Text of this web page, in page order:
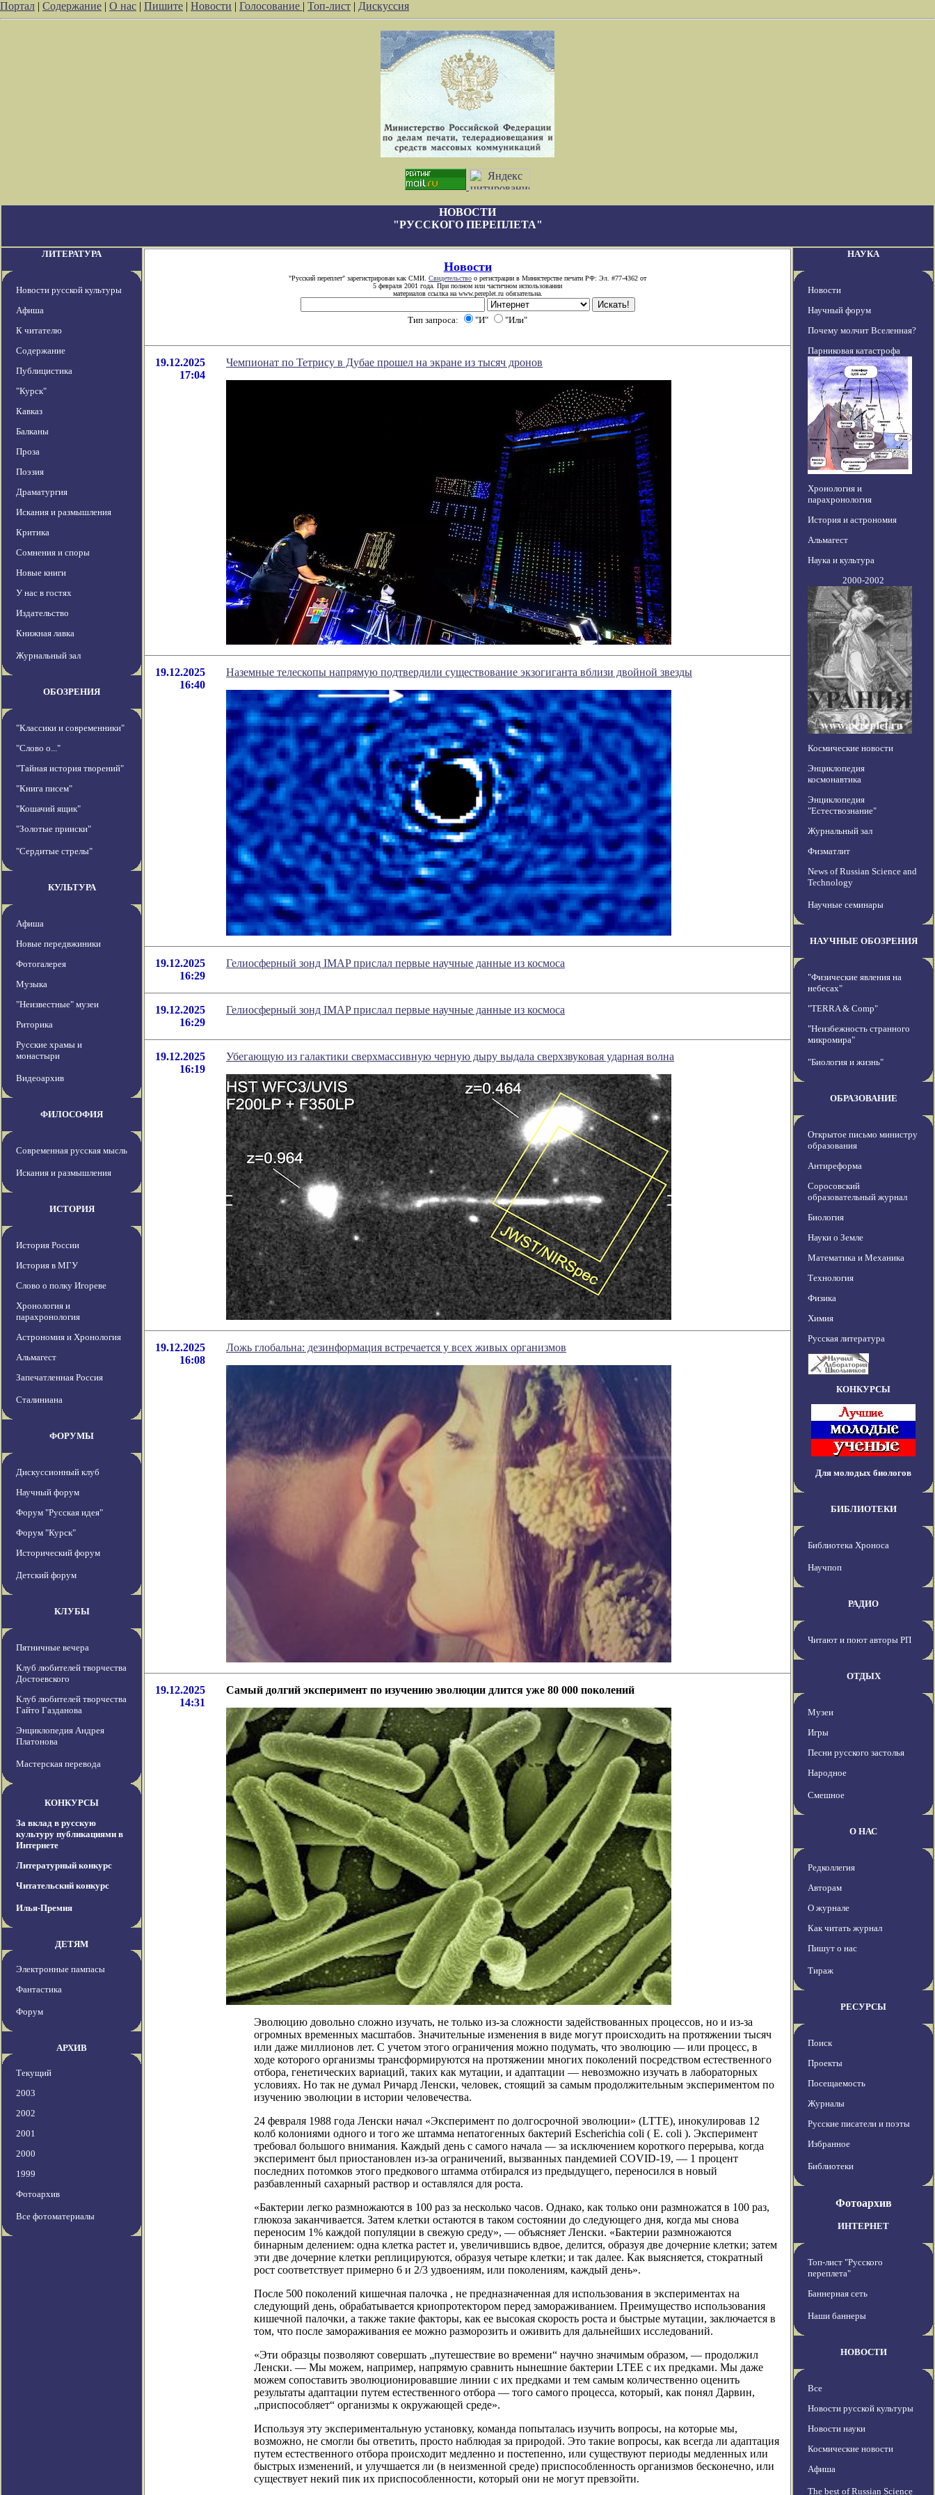
Портал | Содержание | О нас | Пишите | Новости | Голосование | Топ-лист | Дискуссия
НОВОСТИ
"РУССКОГО ПЕРЕПЛЕТА"
ЛИТЕРАТУРА
Новости русской культуры
Афиша
К читателю
Содержание
Публицистика
"Курск"
Кавказ
Балканы
Проза
Поэзия
Драматургия
Искания и размышления
Критика
Сомнения и споры
Новые книги
У нас в гостях
Издательство
Книжная лавка
Журнальный зал
ОБОЗРЕНИЯ
"Классики и современники"
"Слово о..."
"Тайная история творений"
"Книга писем"
"Кошачий ящик"
"Золотые прииски"
"Сердитые стрелы"
КУЛЬТУРА
Афиша
Новые передвжиники
Фотогалерея
Музыка
"Неизвестные" музеи
Риторика
Русские храмы и
монастыри
Видеоархив
ФИЛОСОФИЯ
Современная русская мысль
Искания и размышления
ИСТОРИЯ
История России
История в МГУ
Слово о полку Игореве
Хронология и
парахронология
Астрономия и Хронология
Альмагест
Запечатленная Россия
Сталиниана
ФОРУМЫ
Дискуссионный клуб
Научный форум
Форум "Русская идея"
Форум "Курск"
Исторический форум
Детский форум
КЛУБЫ
Пятничные вечера
Клуб любителей творчества
Достоевского
Клуб любителей творчества
Гайто Газданова
Энциклопедия Андрея
Платонова
Мастерская перевода
КОНКУРСЫ
За вклад в русскую
культуру публикациями в
Интернете
Литературный конкурс
Читательский конкурс
Илья-Премия
ДЕТЯМ
Электронные пампасы
Фантастика
Форум
АРХИВ
Текущий
2003
2002
2001
2000
1999
Фотоархив
Все фотоматериалы
Новости
"Русский переплет" зарегистрирован как СМИ. Свидетельство о регистрации в Министерстве печати РФ: Эл. #77-4362 от
5 февраля 2001 года. При полном или частичном использовании
материалов ссылка на www.pereplet.ru обязательна.
Тип запроса: "И" "Или"
19.12.2025
17:04
Чемпионат по Тетрису в Дубае прошел на экране из тысяч дронов
19.12.2025
16:40
Наземные телескопы напрямую подтвердили существование экзогиганта вблизи двойной звезды
19.12.2025
16:29
Гелиосферный зонд IMAP прислал первые научные данные из космоса
19.12.2025
16:29
Гелиосферный зонд IMAP прислал первые научные данные из космоса
19.12.2025
16:19
Убегающую из галактики сверхмассивную черную дыру выдала сверхзвуковая ударная волна
19.12.2025
16:08
Ложь глобальна: дезинформация встречается у всех живых организмов
19.12.2025
14:31
Самый долгий эксперимент по изучению эволюции длится уже 80 000 поколений
Эволюцию довольно сложно изучать, не только из-за сложности задействованных процессов, но и из-за
огромных временных масштабов. Значительные изменения в виде могут происходить на протяжении тысяч
или даже миллионов лет. С учетом этого ограничения можно подумать, что эволюцию — или процесс, в
ходе которого организмы трансформируются на протяжении многих поколений посредством естественного
отбора, генетических вариаций, таких как мутации, и адаптации — невозможно изучать в лабораторных
условиях. Но так не думал Ричард Ленски, человек, стоящий за самым продолжительным экспериментом по
изучению эволюции в истории человечества.
24 февраля 1988 года Ленски начал «Эксперимент по долгосрочной эволюции» (LTTE), инокулировав 12
колб колониями одного и того же штамма непатогенных бактерий Escherichia coli ( E. coli ). Эксперимент
требовал большого внимания. Каждый день с самого начала — за исключением короткого перерыва, когда
эксперимент был приостановлен из-за ограничений, вызванных пандемией COVID-19, — 1 процент
последних потомков этого предкового штамма отбирался из предыдущего, переносился в новый
разбавленный сахарный раствор и оставлялся для роста.
«Бактерии легко размножаются в 100 раз за несколько часов. Однако, как только они размножатся в 100 раз,
глюкоза заканчивается. Затем клетки остаются в таком состоянии до следующего дня, когда мы снова
переносим 1% каждой популяции в свежую среду», — объясняет Ленски. «Бактерии размножаются
бинарным делением: одна клетка растет и, увеличившись вдвое, делится, образуя две дочерние клетки; затем
эти две дочерние клетки реплицируются, образуя четыре клетки; и так далее. Как выясняется, стократный
рост соответствует примерно 6 и 2/3 удвоениям, или поколениям, каждый день».
После 500 поколений кишечная палочка , не предназначенная для использования в экспериментах на
следующий день, обрабатывается криопротектором перед замораживанием. Преимущество использования
кишечной палочки, а также такие факторы, как ее высокая скорость роста и быстрые мутации, заключается в
том, что после замораживания ее можно разморозить и оживить для дальнейших исследований.
«Эти образцы позволяют совершать „путешествие во времени“ научно значимым образом, — продолжил
Ленски. — Мы можем, например, напрямую сравнить нынешние бактерии LTEE с их предками. Мы даже
можем сопоставить эволюционировавшие линии с их предками и тем самым количественно оценить
результаты адаптации путем естественного отбора — того самого процесса, который, как понял Дарвин,
„приспособляет“ организмы к окружающей среде».
Используя эту экспериментальную установку, команда попыталась изучить вопросы, на которые мы,
возможно, не смогли бы ответить, просто наблюдая за природой. Это такие вопросы, как всегда ли адаптация
путем естественного отбора происходит медленно и постепенно, или существуют периоды медленных или
быстрых изменений, и улучшается ли (в неизменной среде) приспособленность организмов бесконечно, или
существует некий пик их приспособленности, который они не могут превзойти.
НАУКА
Новости
Научный форум
Почему молчит Вселенная?
Парниковая катастрофа
Хронология и
парахронология
История и астрономия
Альмагест
Наука и культура
2000-2002
Космические новости
Энциклопедия
космонавтика
Энциклопедия
"Естествознание"
Журнальный зал
Физматлит
News of Russian Science and
Technology
Научные семинары
НАУЧНЫЕ ОБОЗРЕНИЯ
"Физические явления на
небесах"
"TERRA & Comp"
"Неизбежность странного
микромира"
"Биология и жизнь"
ОБРАЗОВАНИЕ
Открытое письмо министру
образования
Антиреформа
Соросовский
образовательный журнал
Биология
Науки о Земле
Математика и Механика
Технология
Физика
Химия
Русская литература
КОНКУРСЫ
Для молодых биологов
БИБЛИОТЕКИ
Библиотека Хроноса
Научпоп
РАДИО
Читают и поют авторы РП
ОТДЫХ
Музеи
Игры
Песни русского застолья
Народное
Смешное
О НАС
Редколлегия
Авторам
О журнале
Как читать журнал
Пишут о нас
Тираж
РЕСУРСЫ
Поиск
Проекты
Посещаемость
Журналы
Русские писатели и поэты
Избранное
Библиотеки
Фотоархив
ИНТЕРНЕТ
Топ-лист "Русского
переплета"
Баннерная сеть
Наши баннеры
НОВОСТИ
Все
Новости русской культуры
Новости науки
Космические новости
Афиша
The best of Russian Science